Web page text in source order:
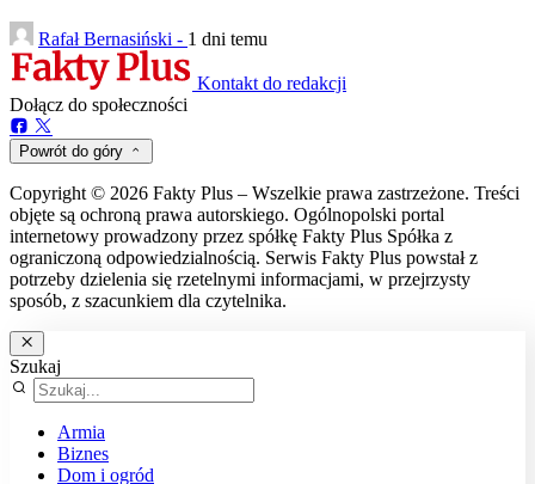
Rafał Bernasiński - 1 dni temu
Kontakt do redakcji
Dołącz do społeczności
Powrót do góry
Copyright © 2026 Fakty Plus – Wszelkie prawa zastrzeżone. Treści
objęte są ochroną prawa autorskiego. Ogólnopolski portal
internetowy prowadzony przez spółkę Fakty Plus Spółka z
ograniczoną odpowiedzialnością. Serwis Fakty Plus powstał z
potrzeby dzielenia się rzetelnymi informacjami, w przejrzysty
sposób, z szacunkiem dla czytelnika.
Szukaj
Armia
Biznes
Dom i ogród